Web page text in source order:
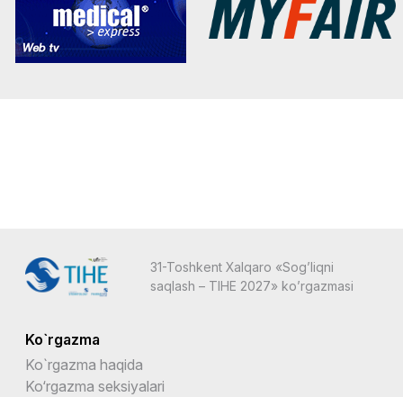
31-Toshkent Xalqaro «Sog’liqni
saqlash – TIHE 2027» ko’rgazmasi
Ko`rgazma
Ko`rgazma haqida
Ko‘rgazma seksiyalari